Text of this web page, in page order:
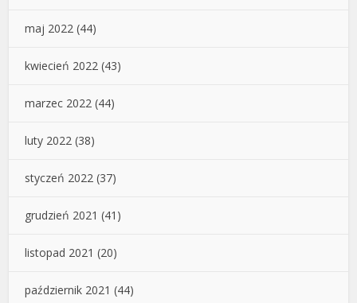
maj 2022 (44)
kwiecień 2022 (43)
marzec 2022 (44)
luty 2022 (38)
styczeń 2022 (37)
grudzień 2021 (41)
listopad 2021 (20)
październik 2021 (44)